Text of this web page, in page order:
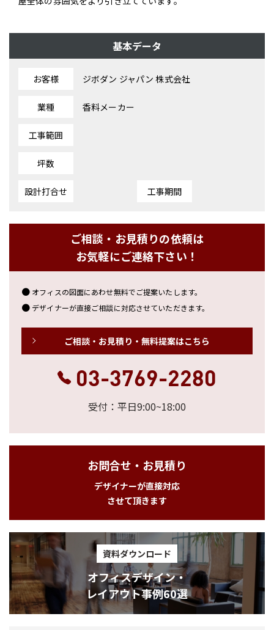
基本データ
お客様 ジボダン ジャパン 株式会社
業種 香料メーカー
工事範囲
坪数
設計打合せ 工事期間
ご相談・お見積りの依頼は
お気軽にご連絡下さい！
オフィスの図面にあわせ無料でご提案いたします。
デザイナーが直接ご相談に対応させていただきます。
ご相談・お見積り・無料提案はこちら
03-3769-2280
受付：平日9:00~18:00
お問合せ・お見積り
デザイナーが直接対応
させて頂きます
資料ダウンロード
オフィスデザイン・
レイアウト事例60選